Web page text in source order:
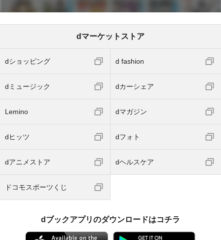
dマーケットストア
dショッピング d fashion
dミュージック dカーシェア
Lemino dマガジン
dヒッツ dフォト
dアニメストア dヘルスケア
ドコモスポーツくじ
dブックアプリのダウンロードはコチラ